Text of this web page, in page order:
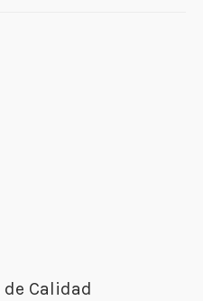
Calidad